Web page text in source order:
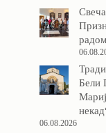
Бели
06.08.2026